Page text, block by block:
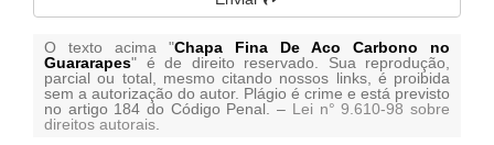
O texto acima "Chapa Fina De Aco Carbono no
Guararapes" é de direito reservado. Sua reprodução,
parcial ou total, mesmo citando nossos links, é proibida
sem a autorização do autor. Plágio é crime e está previsto
no artigo 184 do Código Penal. – Lei n° 9.610-98 sobre
direitos autorais